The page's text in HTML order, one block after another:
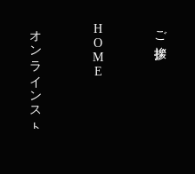
オンラインストア HOME ご挨拶